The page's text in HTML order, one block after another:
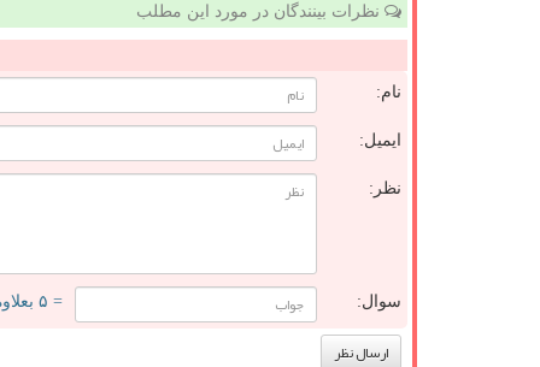
نظرات بینندگان در مورد این مطلب
نام:
ایمیل:
نظر:
سوال: = ۵ بعلاوه ۵